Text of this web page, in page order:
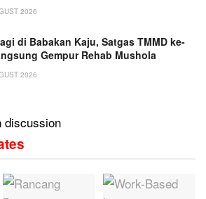
2026
di Babakan Kaju, Satgas TMMD ke-
Gempur Rehab Mushola
2026
discussion